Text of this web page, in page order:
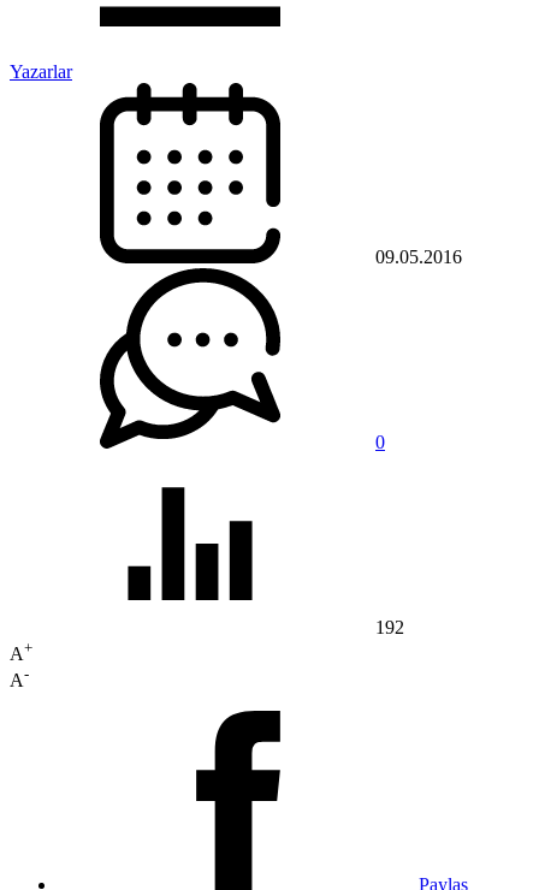
Yazarlar
09.05.2016
0
192
A+
A-
Paylaş